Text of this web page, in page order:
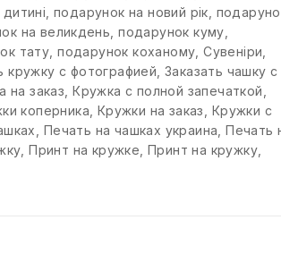
подарунок на новий рік
на великдень ,подарунок куму
тату ,подарунок коханому ,Сувеніри
кружку с фотографией Заказать чашку с
на заказ ,Кружка с полной запечаткой
коперника Кружки на заказ
Кружки с
Печать на чашках украина ,Печать
,Принт на кружке ,Принт на кружку